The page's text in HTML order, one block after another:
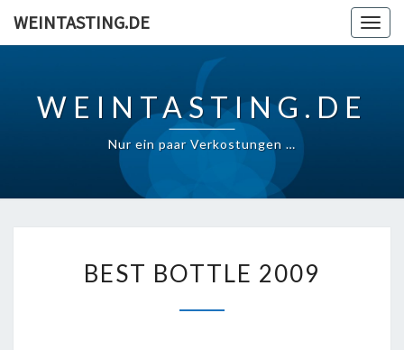
WEINTASTING.DE
WEINTASTING.DE
Nur ein paar Verkostungen …
BOTTLE
BEST BOTTLE 2009